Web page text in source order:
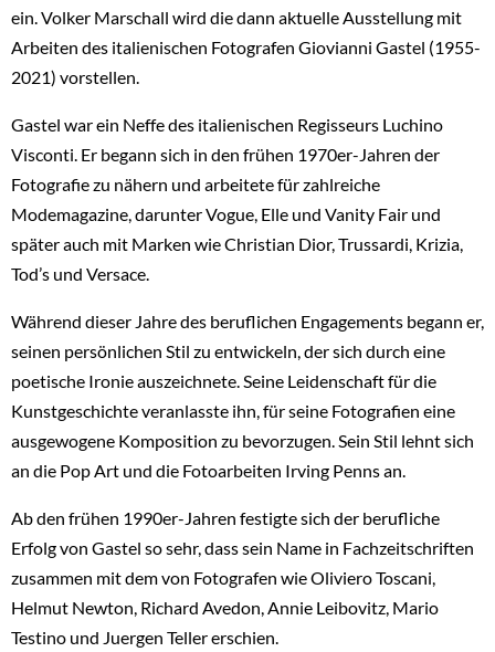
ein. Volker Marschall wird die dann aktuelle Ausstellung mit
Arbeiten des italienischen Fotografen Giovianni Gastel (1955-
2021) vorstellen.
Gastel war ein Neffe des italienischen Regisseurs Luchino
Visconti. Er begann sich in den frühen 1970er-Jahren der
Fotografie zu nähern und arbeitete für zahlreiche
Modemagazine, darunter Vogue, Elle und Vanity Fair und
später auch mit Marken wie Christian Dior, Trussardi, Krizia,
Tod’s und Versace.
Während dieser Jahre des beruflichen Engagements begann er,
seinen persönlichen Stil zu entwickeln, der sich durch eine
poetische Ironie auszeichnete. Seine Leidenschaft für die
Kunstgeschichte veranlasste ihn, für seine Fotografien eine
ausgewogene Komposition zu bevorzugen. Sein Stil lehnt sich
an die Pop Art und die Fotoarbeiten Irving Penns an.
Ab den frühen 1990er-Jahren festigte sich der berufliche
Erfolg von Gastel so sehr, dass sein Name in Fachzeitschriften
zusammen mit dem von Fotografen wie Oliviero Toscani,
Helmut Newton, Richard Avedon, Annie Leibovitz, Mario
Testino und Juergen Teller erschien.